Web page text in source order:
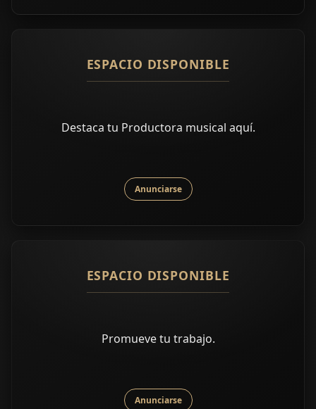
ESPACIO DISPONIBLE
Destaca tu Productora musical aquí.
Anunciarse
ESPACIO DISPONIBLE
Promueve tu trabajo.
Anunciarse